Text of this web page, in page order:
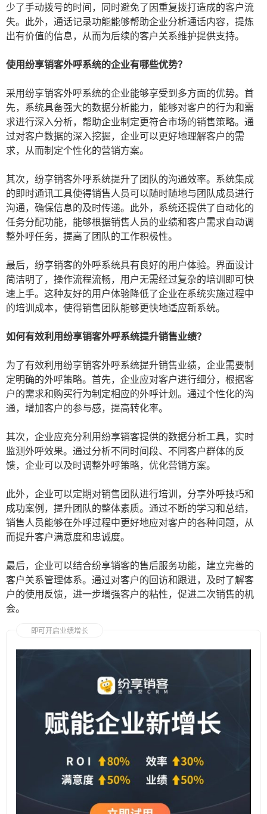
少了手动拨号的时间，同时避免了因重复拨打造成的客户流
失。此外，通话记录功能能够帮助企业分析通话内容，提炼
出有价值的信息，从而为后续的客户关系维护提供支持。
使用纷享销客外呼系统的企业有哪些优势？
采用纷享销客外呼系统的企业能够享受到多方面的优势。首
先，系统具备强大的数据分析能力，能够对客户的行为和需
求进行深入分析，帮助企业制定更符合市场的销售策略。通
过对客户数据的深入挖掘，企业可以更好地理解客户的需
求，从而制定个性化的营销方案。
其次，纷享销客外呼系统提升了团队的沟通效率。系统集成
的即时通讯工具使得销售人员可以随时随地与团队成员进行
沟通，确保信息的及时传递。此外，系统还提供了自动化的
任务分配功能，能够根据销售人员的业绩和客户需求自动调
整外呼任务，提高了团队的工作积极性。
最后，纷享销客的外呼系统具有良好的用户体验。界面设计
简洁明了，操作流程流畅，用户无需经过复杂的培训即可快
速上手。这种友好的用户体验降低了企业在系统实施过程中
的培训成本，使得销售团队能够更快地适应新系统。
如何有效利用纷享销客外呼系统提升销售业绩？
为了有效利用纷享销客外呼系统提升销售业绩，企业需要制
定明确的外呼策略。首先，企业应对客户进行细分，根据客
户的需求和购买行为制定相应的外呼计划。通过个性化的沟
通，增加客户的参与感，提高转化率。
其次，企业应充分利用纷享销客提供的数据分析工具，实时
监测外呼效果。通过分析不同时间段、不同客户群体的反
馈，企业可以及时调整外呼策略，优化营销方案。
此外，企业可以定期对销售团队进行培训，分享外呼技巧和
成功案例，提升团队的整体素质。通过不断的学习和总结，
销售人员能够在外呼过程中更好地应对客户的各种问题，从
而提升客户满意度和忠诚度。
最后，企业可以结合纷享销客的售后服务功能，建立完善的
客户关系管理体系。通过对客户的回访和跟进，及时了解客
户的使用反馈，进一步增强客户的粘性，促进二次销售的机
会。
即可开启业绩增长